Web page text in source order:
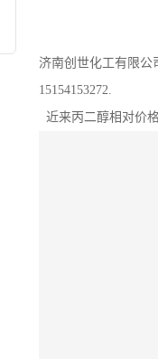
济南创世化工有限公
15154153272.
近来丙二醇相对价